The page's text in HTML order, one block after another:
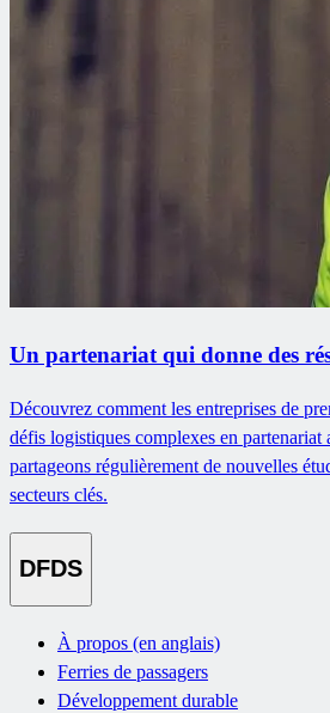
Un partenariat qui donne des
Découvrez comment les entreprises de
défis logistiques complexes en
partageons régulièrement de nouvelles
secteurs clés.
DFDS
À propos (en anglais)
Ferries de passagers
Développement durable